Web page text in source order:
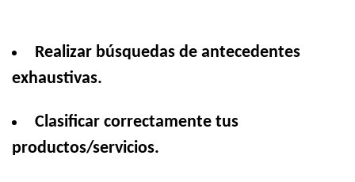
Realizar búsquedas de antecedentes
exhaustivas.
Clasificar correctamente tus
productos/servicios.